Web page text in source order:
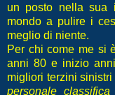
un posto nella sua
mondo a pulire i
meglio di niente.
Per chi come me si
anni 80 e inizio
migliori terzini
personale